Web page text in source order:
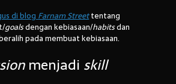
di blogFarnam Streettentang
goalsdengan kebiasaan/habitsdan
pada membuat kebiasaan.
menjadi skill